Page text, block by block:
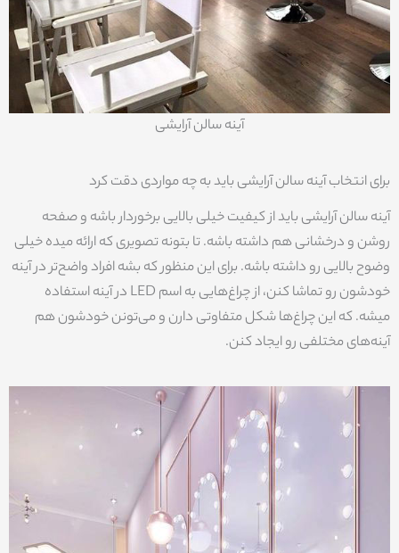
آینه سالن آرایشی
برای انتخاب آینه سالن آرایشی باید به چه مواردی دقت کرد
آینه سالن آرایشی باید از کیفیت خیلی بالایی برخوردار باشه و صفحه
روشن و درخشانی هم داشته باشه. تا بتونه تصویری که ارائه میده خیلی
وضوح بالایی رو داشته باشه. برای این منظور که بشه افراد واضح‌تر در آینه
خودشون رو تماشا کنن، از چراغ‌هایی به اسم LED در آینه استفاده
میشه. که این چراغ‌ها شکل متفاوتی دارن و می‌تونن خودشون هم
آینه‌های مختلفی رو ایجاد کنن.